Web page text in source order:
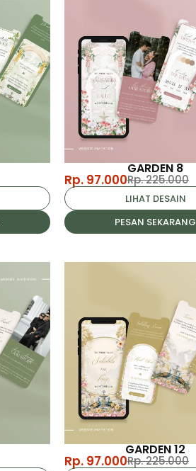
GARDEN 8
Rp. 97.000Rp. 225.000
LIHAT DESAIN
PESAN SEKARANG
GARDEN 12
Rp. 97.000Rp. 225.000